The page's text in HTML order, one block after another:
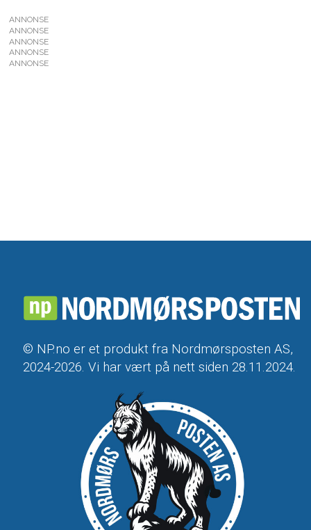
ANNONSE
ANNONSE
ANNONSE
ANNONSE
ANNONSE
© NP.no er et produkt fra Nordmørsposten AS,
2024-2026. Vi har vært på nett siden 28.11.2024.